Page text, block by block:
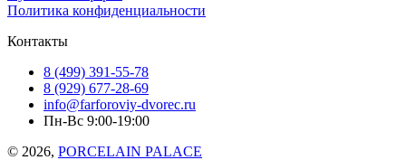
Политика конфиденциальности
Контакты
8 (499) 391-55-78
8 (929) 677-28-69
info@farforoviy-dvorec.ru
Пн-Вс 9:00-19:00
© 2026, PORCELAIN PALACE